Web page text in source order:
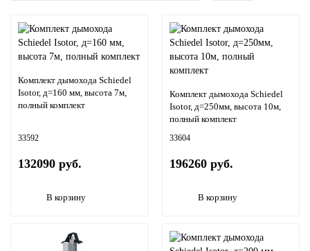
Комплект дымохода Schiedel
Isotor, д=160 мм, высота 7м,
полный комплект
33592
132090 руб.
В корзину
Комплект дымохода Schiedel
Isotor, д=250мм, высота 10м,
полный комплект
33604
196260 руб.
В корзину